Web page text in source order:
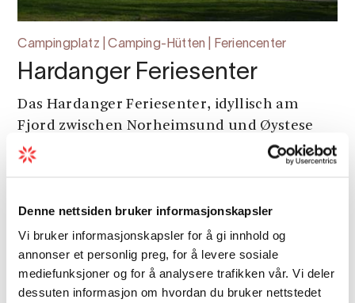
Denne nettsiden bruker informasjonskapsler
Vi bruker informasjonskapsler for å gi innhold og
annonser et personlig preg, for å levere sosiale
mediefunksjoner og for å analysere trafikken vår. Vi deler
dessuten informasjon om hvordan du bruker nettstedet
Campingplatz | Camping-Hütten | Feriencenter
Hardanger Feriesenter
Das Hardanger Feriesenter, idyllisch am
Fjord zwischen Norheimsund und Øystese
gelegen, bietet Hüttenvermietung,
Campingplätze und Bootsverleih. Wählen Sie
einem geschützte...